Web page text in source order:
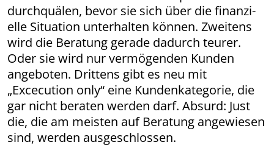
durchquälen, bevor sie sich über die finanzi-
elle Situation unterhalten können. Zweitens
wird die Beratung gerade dadurch teurer.
Oder sie wird nur vermögenden Kunden
angeboten. Drittens gibt es neu mit
„Excecution only“ eine Kundenkategorie, die
gar nicht beraten werden darf. Absurd: Just
die, die am meisten auf Beratung angewiesen
sind, werden ausgeschlossen.